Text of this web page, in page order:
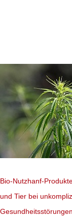
Bio-Nutzhanf-
und Tier bei